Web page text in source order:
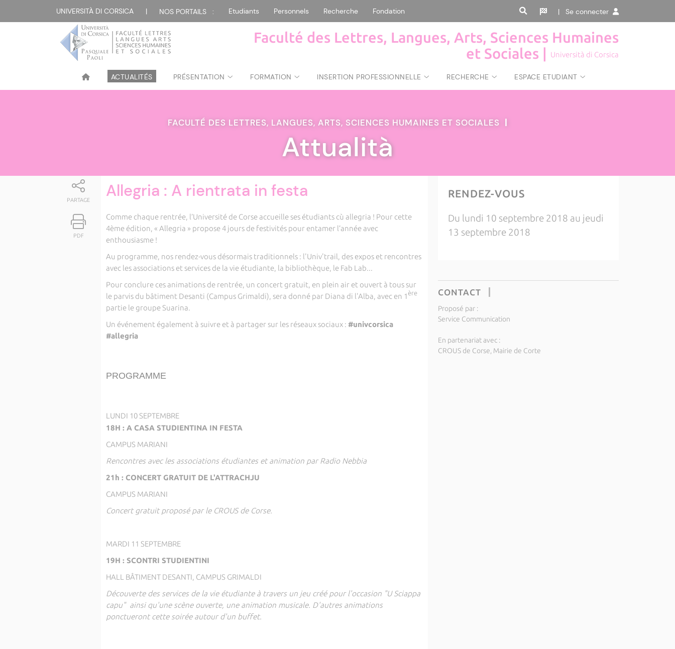
UNIVERSITÀ DI CORSICA | NOS PORTAILS : Etudiants Personnels Recherche Fondation | Se connecter
Faculté des Lettres, Langues, Arts, Sciences Humaines
et Sociales |
Università di Corsica
ACTUALITÉS PRÉSENTATION FORMATION INSERTION PROFESSIONNELLE RECHERCHE ESPACE ETUDIANT
FACULTÉ DES LETTRES, LANGUES, ARTS, SCIENCES HUMAINES ET SOCIALES |
Attualità
PARTAGE
PDF
Allegria : A rientrata in festa
Comme chaque rentrée, l’Université de Corse accueille ses étudiants cù allegria ! Pour cette
4ème édition, « Allegria » propose 4 jours de festivités pour entamer l’année avec
enthousiasme !
Au programme, nos rendez-vous désormais traditionnels : l'Univ'trail, des expos et rencontres
avec les associations et services de la vie étudiante, la bibliothèque, le Fab Lab...
Pour conclure ces animations de rentrée, un concert gratuit, en plein air et ouvert à tous sur
le parvis du bâtiment Desanti (Campus Grimaldi), sera donné par Diana di l'Alba, avec en 1 ère
partie le groupe Suarina.
Un événement également à suivre et à partager sur les réseaux sociaux : #univcorsica
#allegria
PROGRAMME
LUNDI 10 SEPTEMBRE
18H : A CASA STUDIENTINA IN FESTA
CAMPUS MARIANI
Rencontres avec les associations étudiantes et animation par Radio Nebbia
21h : CONCERT GRATUIT DE L'ATTRACHJU
CAMPUS MARIANI
Concert gratuit proposé par le CROUS de Corse.
MARDI 11 SEPTEMBRE
19H : SCONTRI STUDIENTINI
HALL BÂTIMENT DESANTI, CAMPUS GRIMALDI
Découverte des services de la vie étudiante à travers un jeu créé pour l'occasion "U Sciappa
capu" ainsi qu'une scène ouverte, une animation musicale. D'autres animations
ponctueront cette soirée autour d'un buffet.
RENDEZ-VOUS
Du lundi 10 septembre 2018 au jeudi
13 septembre 2018
CONTACT
Proposé par :
Service Communication
En partenariat avec :
CROUS de Corse, Mairie de Corte